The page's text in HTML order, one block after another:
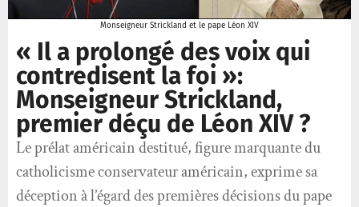
Monseigneur Strickland et le pape Léon XIV
« Il a prolongé des voix qui
contredisent la foi »:
Monseigneur Strickland,
premier déçu de Léon XIV ?
Le prélat américain destitué, figure marquante du
catholicisme conservateur américain, exprime sa
déception à l’égard des premières décisions du pape